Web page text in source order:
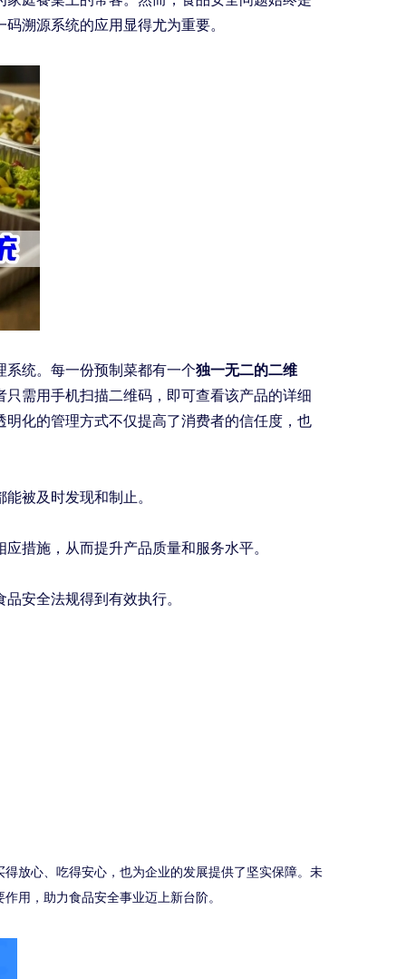
码溯源系统的应用显得尤为重要。
统。每一份预制菜都有一个独一无二的二维
需用手机扫描二维码，即可查看该产品的详细
明化的管理方式不仅提高了消费者的信任度，也
被及时发现和制止。
措施，从而提升产品质量和服务水平。
安全法规得到有效执行。
放心、吃得安心，也为企业的发展提供了坚实保障。未
用，助力食品安全事业迈上新台阶。